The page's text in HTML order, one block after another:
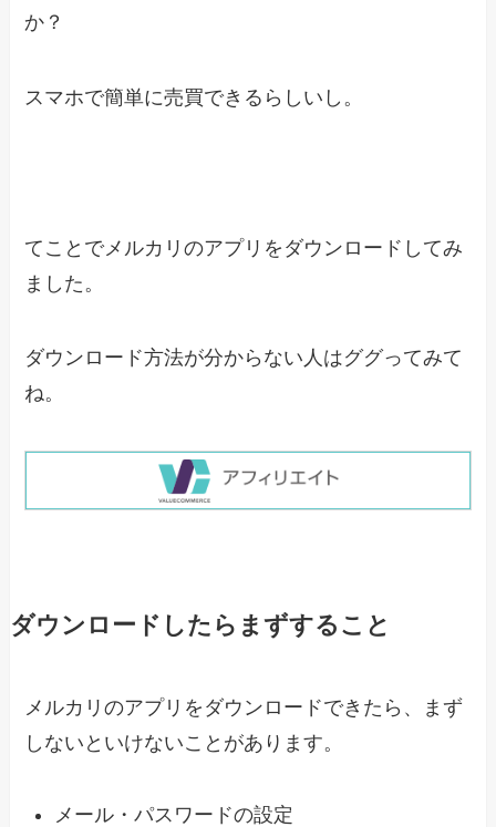
か？
スマホで簡単に売買できるらしいし。
てことでメルカリのアプリをダウンロードしてみ
ました。
ダウンロード方法が分からない人はググってみて
ね。
ダウンロードしたらまずすること
メルカリのアプリをダウンロードできたら、まず
しないといけないことがあります。
メール・パスワードの設定